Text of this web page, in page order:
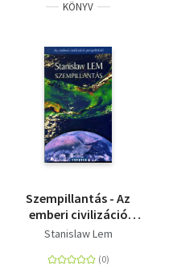
KÖNYV
Szempillantás - Az
emberi civilizáció
perspektívái
Stanislaw Lem